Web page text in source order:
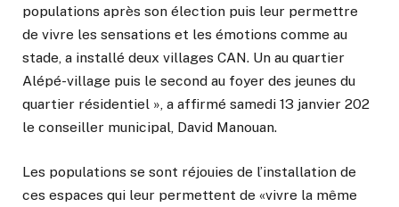
populations après son élection puis leur permettre
de vivre les sensations et les émotions comme au
stade, a installé deux villages CAN. Un au quartier
Alépé-village puis le second au foyer des jeunes du
quartier résidentiel », a affirmé samedi 13 janvier 202
le conseiller municipal, David Manouan.
Les populations se sont réjouies de l’installation de
ces espaces qui leur permettent de «vivre la même